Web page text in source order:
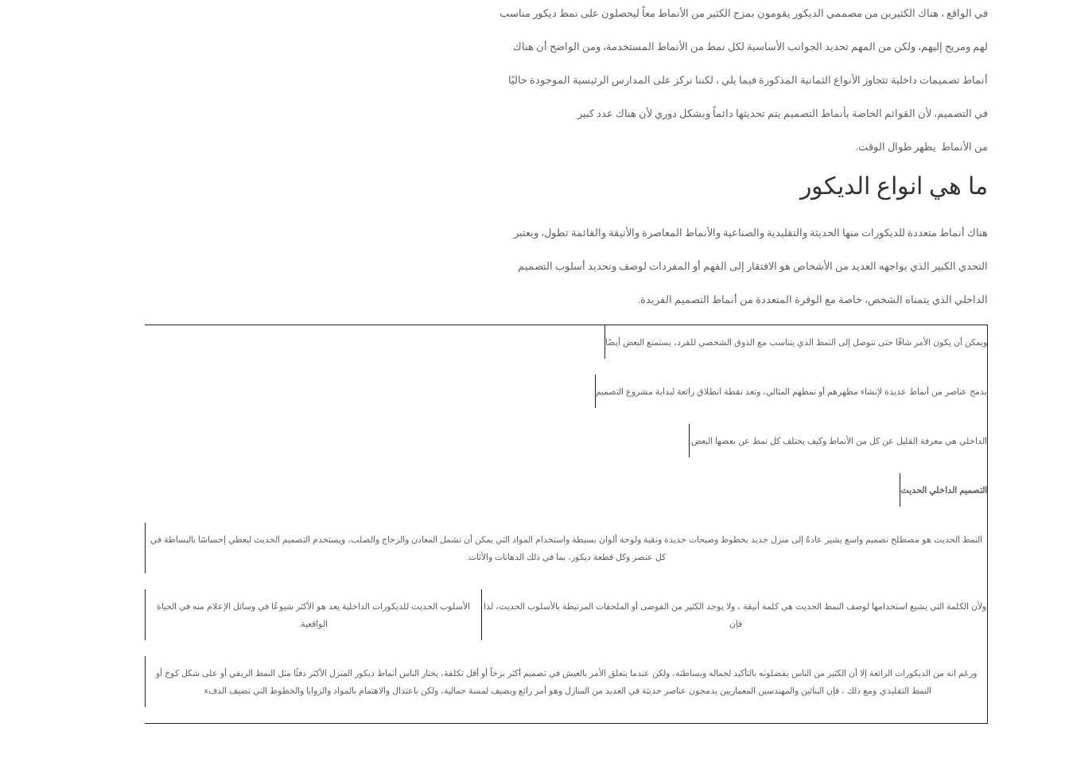
في الواقع ، هناك الكثيرين من مصممي الديكور يقومون بمزج الكثير من الأنماط معاً ليحصلون على نمط ديكور مناسب
لهم ومريح إليهم، ولكن من المهم تحديد الجوانب الأساسية لكل نمط من الأنماط المستخدمة، ومن الواضح أن هناك
أنماط تصميمات داخلية تتجاوز الأنواع الثمانية المذكورة فيما يلي ، لكننا نركز على المدارس الرئيسية الموجودة حاليًا
في التصميم، لأن القوائم الخاصة بأنماط التصميم يتم تحديثها دائماً وبشكل دوري لأن هناك عدد كبير
من الأنماط يظهر طوال الوقت.
ما هي انواع الديكور
هناك أنماط متعددة للديكورات منها الحديثة والتقليدية والصناعية والأنماط المعاصرة والأنيقة والقائمة تطول، ويعتبر
التحدي الكبير الذي يواجهه العديد من الأشخاص هو الافتقار إلى الفهم أو المفردات لوصف وتحديد أسلوب التصميم
الداخلي الذي يتمناه الشخص، خاصة مع الوفرة المتعددة من أنماط التصميم الفريدة.
ويمكن أن يكون الأمر شاقًا حتى تتوصل إلى النمط الذي يتناسب مع الذوق الشخصي للفرد، يستمتع البعض أيضًا
بدمج عناصر من أنماط عديدة لإنشاء مظهرهم أو نمطهم المثالي، وتعد نقطة انطلاق رائعة لبداية مشروع التصميم
الداخلي هي معرفة القليل عن كل من الأنماط وكيف يختلف كل نمط عن بعضها البعض.
التصميم الداخلي الحديث
النمط الحديث هو مصطلح تصميم واسع يشير عادةً إلى منزل جديد بخطوط وصيحات جديدة ونقية ولوحة ألوان بسيطة واستخدام المواد التي يمكن أن تشمل المعادن والزجاج والصلب، ويستخدم التصميم الحديث ليعطي إحساسًا بالبساطة في
كل عنصر وكل قطعة ديكور، بما في ذلك الدهانات والأثاث.
ولأن الكلمة التي يشيع استخدامها لوصف النمط الحديث هي كلمة أنيقة ، ولا يوجد الكثير من الفوضى أو الملحقات المرتبطة بالأسلوب الحديث، لذا
فإن
الأسلوب الحديث للديكورات الداخلية يعد هو الأكثر شيوعًا في وسائل الإعلام منه في الحياة
الواقعية.
ورغم انه من الديكورات الرائعة إلا أن الكثير من الناس يفضلونه بالتأكيد لجماله وبساطته، ولكن عندما يتعلق الأمر بالعيش في تصميم أكثر بزخاً أو أقل تكلفة، يختار الناس أنماط ديكور المنزل الأكثر دفئًا مثل النمط الريفي أو على شكل كوخ أو
النمط التقليدي. ومع ذلك ، فإن البنائين والمهندسين المعماريين يدمجون عناصر حديثة في العديد من المنازل وهو أمر رائع ويضيف لمسة جمالية، ولكن باعتدال والاهتمام بالمواد والزوايا والخطوط التي تضيف الدفء.